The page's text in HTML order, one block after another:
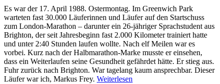
Es war der 17. April 1988. Ostermontag. Im Greenwich Park
warteten fast 30.000 Läuferinnen und Läufer auf den Startschuss
zum London-Marathon – darunter ein 26-jähriger Sprachstudent aus
Brighton, der seit Jahresbeginn fast 2.000 Kilometer trainiert hatte
und unter 2:40 Stunden laufen wollte. Nach elf Meilen war es
vorbei. Kurz nach der Halbmarathon-Marke musste er einsehen,
dass ein Weiterlaufen seine Gesundheit gefährdet hätte. Er stieg aus.
Fuhr zurück nach Brighton. War tagelang kaum ansprechbar. Dieser
Läufer war ich, Markus Frey. Weiterlesen